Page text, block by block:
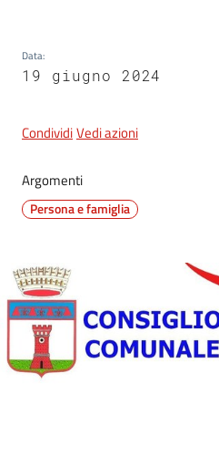
Servizi
on-
gli
argomenti
Data:
19 giugno 2024
CondividiVedi azioni
Argomenti
Persona e famiglia